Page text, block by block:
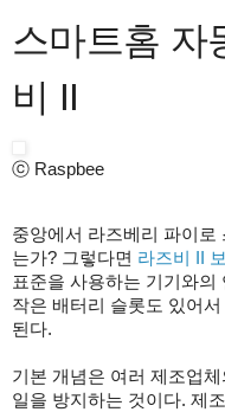
스마트홈 자
비 II
ⓒ Raspbee
중앙에서 라즈베리 파이로
는가? 그렇다면 라즈비 II
표준을 사용하는 기기와의
작은 배터리 슬롯도 있어
된다.
기본 개념은 여러 제조업
일을 방지하는 것이다. 제